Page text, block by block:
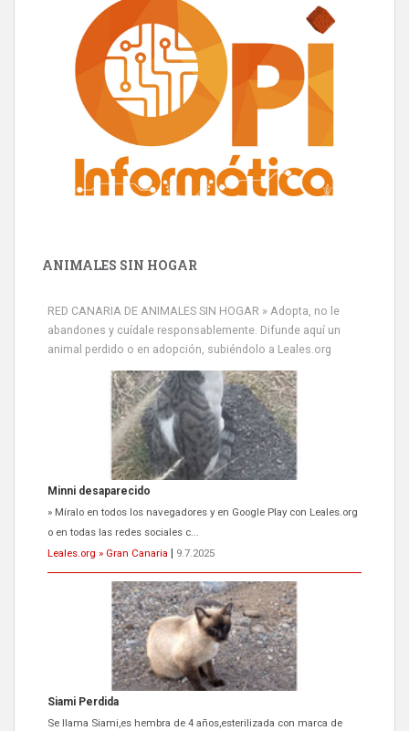
ANIMALES SIN HOGAR
RED CANARIA DE ANIMALES SIN HOGAR » Adopta, no le
abandones y cuídale responsablemente. Difunde aquí un
animal perdido o en adopción, subiéndolo a Leales.org
Siami Perdida
Se llama Siami,es hembra de 4 años,esterilizada con marca de
oreja,cariñosa,mimosa pero miedosa,e...
Leales.org » Gran Canaria
9.7.2025
ADOPCIÓN URGENTE GATA TEROR GRAN CANARIA
El ayuntamiento se va a llevar a Los Gatos callejeros de la zona los